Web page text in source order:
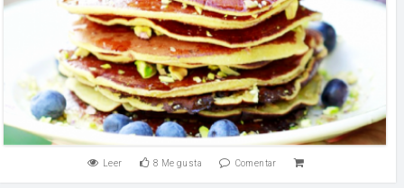
Leer 8 Me gusta Comentar